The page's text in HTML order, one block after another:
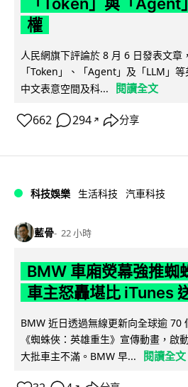
權
人民網旗下評論於 8 月 6 日發表文章
「Token」、「Agent」及「LLM」
中文表意空間及科...
閱讀全文
662 294 ↗ 分享
科技娛樂 生活科技 汽車科技
藍骨 22 小時
BMW 車廂熒幕強推
車主怒轟堪比 iTunes
BMW 近日透過無線更新向全球逾 70
《蜘蛛俠：英雄重生》宣傳動畫，啟
大批車主不滿。BMW 早...
閱讀全文